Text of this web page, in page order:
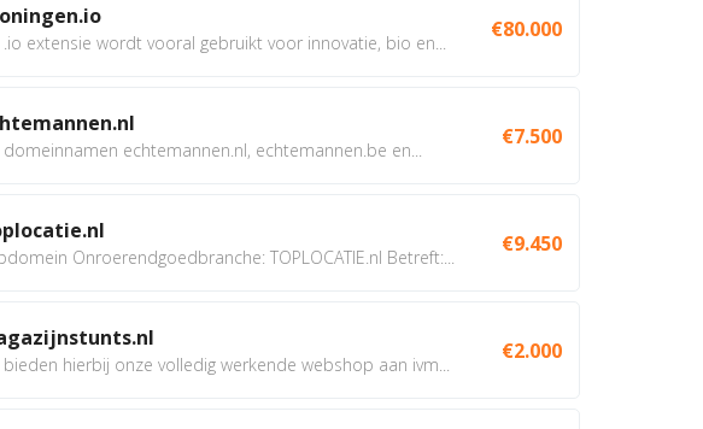
.io extensie wordt vooral gebruikt voor innovatie, bio en...
€80.000
domeinnamen echtemannen.nl, echtemannen.be en...
€7.500
Onroerendgoedbranche: TOPLOCATIE.nl Betreft:...
€9.450
bieden hierbij onze volledig werkende webshop aan ivm...
€2.000